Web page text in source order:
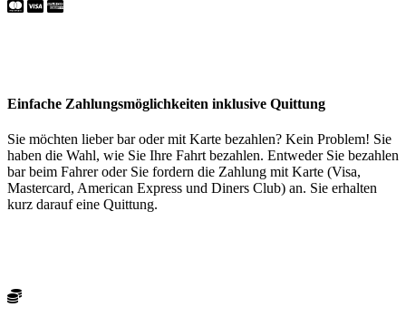
Einfache Zahlungsmöglichkeiten inklusive Quittung
Sie möchten lieber bar oder mit Karte bezahlen? Kein Problem! Sie
haben die Wahl, wie Sie Ihre Fahrt bezahlen. Entweder Sie bezahlen
bar beim Fahrer oder Sie fordern die Zahlung mit Karte (Visa,
Mastercard, American Express und Diners Club) an. Sie erhalten
kurz darauf eine Quittung.